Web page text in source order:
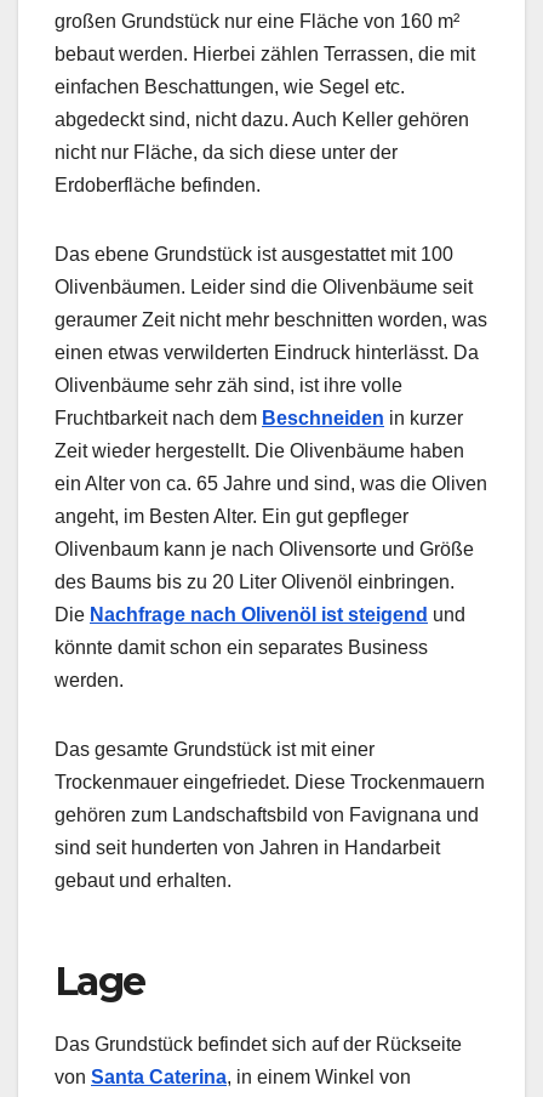
großen Grundstück nur eine Fläche von 160 m²
bebaut werden. Hierbei zählen Terrassen, die mit
einfachen Beschattungen, wie Segel etc.
abgedeckt sind, nicht dazu. Auch Keller gehören
nicht nur Fläche, da sich diese unter der
Erdoberfläche befinden.
Das ebene Grundstück ist ausgestattet mit 100
Olivenbäumen. Leider sind die Olivenbäume seit
geraumer Zeit nicht mehr beschnitten worden, was
einen etwas verwilderten Eindruck hinterlässt. Da
Olivenbäume sehr zäh sind, ist ihre volle
Fruchtbarkeit nach dem Beschneiden in kurzer
Zeit wieder hergestellt. Die Olivenbäume haben
ein Alter von ca. 65 Jahre und sind, was die Oliven
angeht, im Besten Alter. Ein gut gepfleger
Olivenbaum kann je nach Olivensorte und Größe
des Baums bis zu 20 Liter Olivenöl einbringen.
Die Nachfrage nach Olivenöl ist steigend und
könnte damit schon ein separates Business
werden.
Das gesamte Grundstück ist mit einer
Trockenmauer eingefriedet. Diese Trockenmauern
gehören zum Landschaftsbild von Favignana und
sind seit hunderten von Jahren in Handarbeit
gebaut und erhalten.
Lage
Das Grundstück befindet sich auf der Rückseite
von Santa Caterina, in einem Winkel von